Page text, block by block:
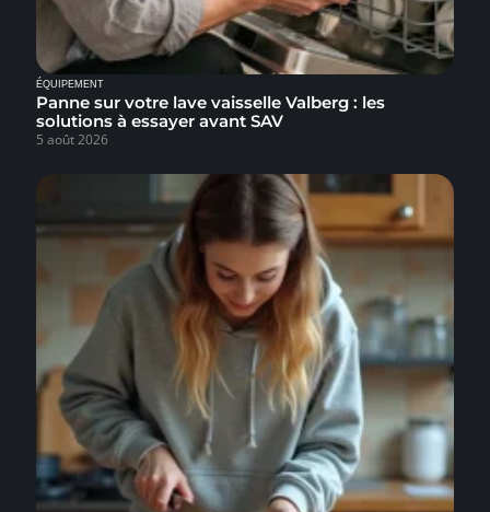
ÉQUIPEMENT
Panne sur votre lave vaisselle Valberg : les
solutions à essayer avant SAV
5 août 2026